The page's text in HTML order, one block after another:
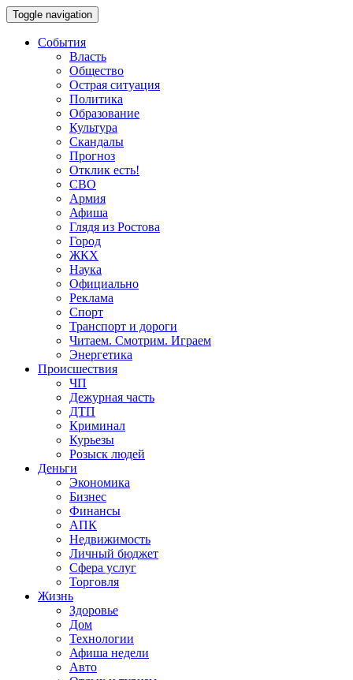
Toggle navigation
События
Власть
Общество
Острая ситуация
Политика
Образование
Культура
Скандалы
Прогноз
Отклик есть!
СВО
Армия
Афиша
Глядя из Ростова
Город
ЖКХ
Наука
Официально
Реклама
Спорт
Транспорт и дороги
Читаем. Смотрим. Играем
Энергетика
Происшествия
ЧП
Дежурная часть
ДТП
Криминал
Курьезы
Розыск людей
Деньги
Экономика
Бизнес
Финансы
АПК
Недвижимость
Личный бюджет
Сфера услуг
Торговля
Жизнь
Здоровье
Дом
Технологии
Афиша недели
Авто